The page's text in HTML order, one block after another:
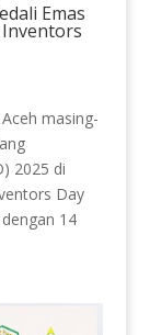
Emas
masing-
2025 di
Day
14